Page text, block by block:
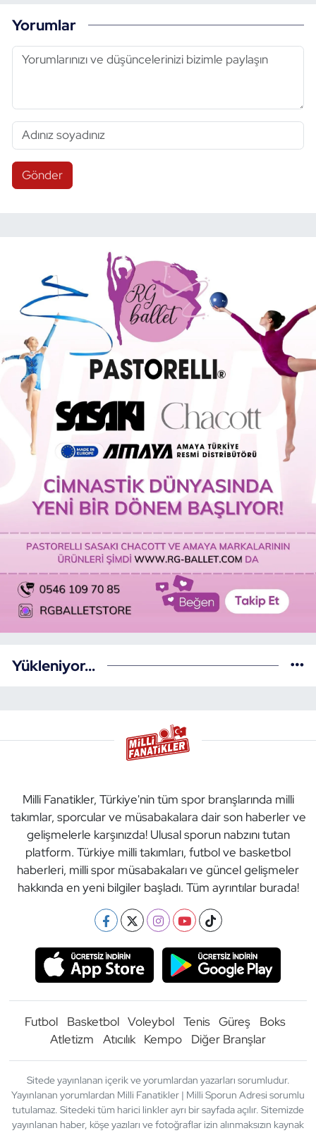
Yorumlar
Gönder
Yükleniyor...
Milli Fanatikler, Türkiye'nin tüm spor branşlarında milli
takımlar, sporcular ve müsabakalara dair son haberler ve
gelişmelerle karşınızda! Ulusal sporun nabzını tutan
platform. Türkiye milli takımları, futbol ve basketbol
haberleri, milli spor müsabakaları ve güncel gelişmeler
hakkında en yeni bilgiler başladı. Tüm ayrıntılar burada!
Futbol Basketbol Voleybol Tenis Güreş
Boks
Atletizm
Atıcılık Kempo Diğer Branşlar
Sitede yayınlanan içerik ve yorumlardan yazarları sorumludur.
Yayınlanan yorumlardan Milli Fanatikler | Milli Sporun Adresi sorumlu
tutulamaz. Sitedeki tüm harici linkler ayrı bir sayfada açılır. Sitemizde
yayınlanan haber, köşe yazıları ve fotoğraflar izin alınmaksızın kaynak